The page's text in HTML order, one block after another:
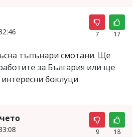
7 17
тъпънари смотани. Ще
за България или ще
боклуци
9 18